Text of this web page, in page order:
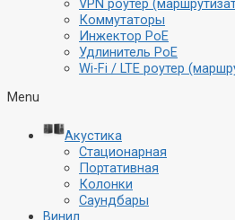
VPN роутер
Коммутаторы
Инжектор PoE
Удлинитель PoE
Wi-Fi / LTE роутер
Menu
Акустика
Стационарная
Портативная
Колонки
Саундбары
Винил